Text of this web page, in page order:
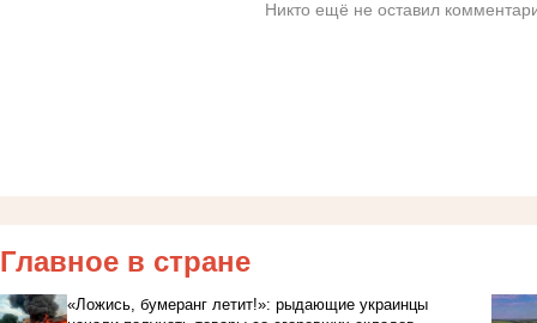
Никто ещё не оставил
Главное в стране
«Ложись, бумеранг летит!»: рыдающие украинцы